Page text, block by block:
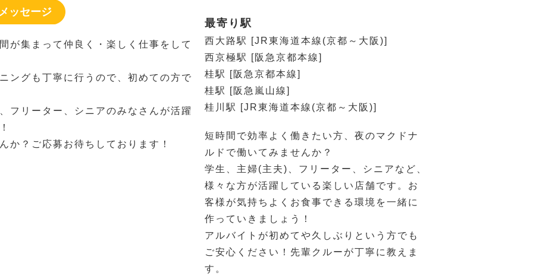
ッセージ
が集まって仲良く・楽しく仕事をして
ングも丁寧に行うので、初めての方で
フリーター、シニアのみなさんが活躍
か？ご応募お待ちしております！
最寄り駅
西大路駅 [JR東海道本線(京都～大阪)]
西京極駅 [阪急京都本線]
桂駅 [阪急京都本線]
桂駅 [阪急嵐山線]
桂川駅 [JR東海道本線(京都～大阪)]
短時間で効率よく働きたい方、夜のマクドナ
ルドで働いてみませんか？
学生、主婦(主夫)、フリーター、シニアなど、
様々な方が活躍している楽しい店舗です。お
客様が気持ちよくお食事できる環境を一緒に
作っていきましょう！
アルバイトが初めてや久しぶりという方でも
ご安心ください！先輩クルーが丁寧に教えま
す。